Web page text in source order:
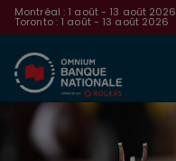
Montréal : 1 août - 13 août 2026
Toronto : 1 août - 13 août 2026